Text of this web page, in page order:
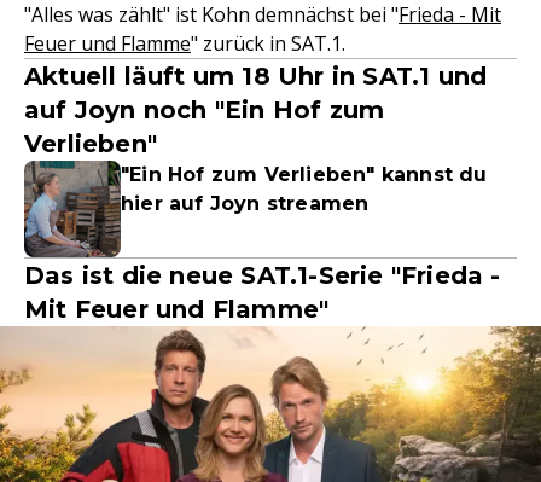
"Alles was zählt" ist Kohn demnächst bei "Frieda - Mit
Feuer und Flamme" zurück in SAT.1.
Aktuell läuft um 18 Uhr in SAT.1 und
auf Joyn noch "Ein Hof zum
Verlieben"
"Ein Hof zum Verlieben" kannst du
hier auf Joyn streamen
Das ist die neue SAT.1-Serie "Frieda -
Mit Feuer und Flamme"